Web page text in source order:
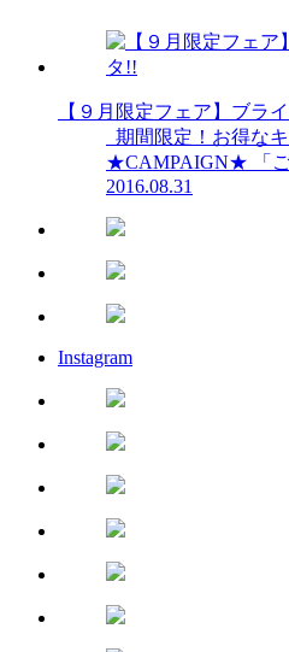
【９月限定フェア】ブラ
期間限定！お得な
★CAMPAIGN★ 「
2016.08.31
Instagram